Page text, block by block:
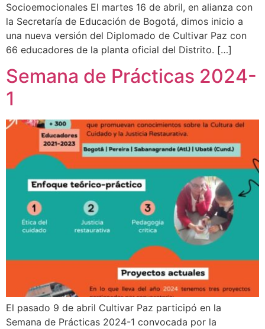
Socioemocionales El martes 16 de abril, en alianza con
la Secretaría de Educación de Bogotá, dimos inicio a
una nueva versión del Diplomado de Cultivar Paz con
66 educadores de la planta oficial del Distrito. […]
Semana de Prácticas 2024-
1
El pasado 9 de abril Cultivar Paz participó en la
Semana de Prácticas 2024-1 convocada por la